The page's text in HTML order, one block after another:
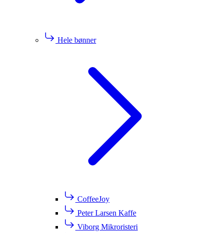
Hele bønner
CoffeeJoy
Peter Larsen Kaffe
Viborg Mikroristeri